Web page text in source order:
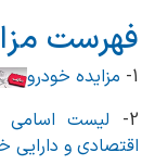
فهرست
1- مزایده خودرو
2-
لیست اسامی
اقتصادی و دارایی